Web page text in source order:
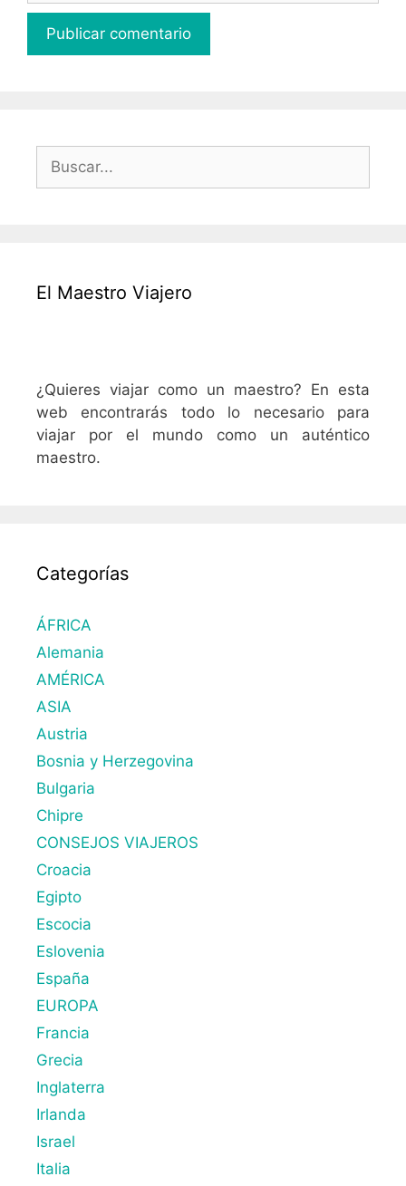
El Maestro Viajero
¿Quieres viajar como un maestro? En esta
web encontrarás todo lo necesario para
viajar por el mundo como un auténtico
maestro.
Categorías
ÁFRICA
Alemania
AMÉRICA
ASIA
Austria
Bosnia y Herzegovina
Bulgaria
Chipre
CONSEJOS VIAJEROS
Croacia
Egipto
Escocia
Eslovenia
España
EUROPA
Francia
Grecia
Inglaterra
Irlanda
Israel
Italia